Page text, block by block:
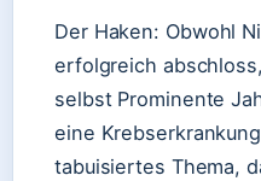
Der Haken: Obwohl
erfolgreich
selbst Prominente
eine
tabuisiertes Thema,